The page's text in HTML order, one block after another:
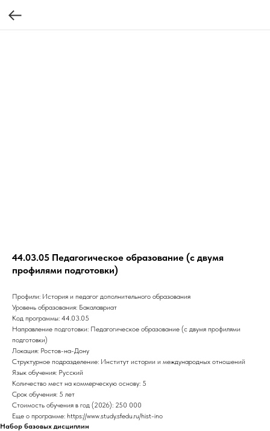
44.03.05 Педагогическое образование (с двумя
профилями подготовки)
Профили: История и педагог дополнительного образования
Уровень образования: Бакалавриат
Код программы: 44.03.05
Направление подготовки: Педагогическое образование (с двумя профилями
подготовки)
Локация: Ростов-на-Дону
Структурное подразделение: Институт истории и международных отношений
Язык обучения: Русский
Количество мест на коммерческую основу: 5
Срок обучения: 5 лет
Стоимость обучения в год (2026): 250 000
Еще о программе: https://www.study.sfedu.ru/hist-ino
Набор базовых дисциплин